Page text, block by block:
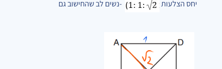
יחס הצלעות
-נשים לב שהחישוב גם